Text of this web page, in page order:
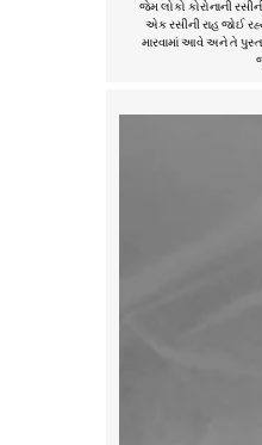
જેમ લોકો કોરોનાની
એક રસીની રાહ જોઈ
મારવામાં આવે અને તે